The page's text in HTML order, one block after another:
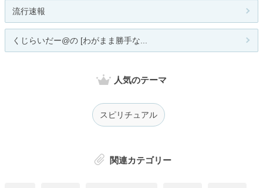
流行速報
くじらいだー@の [わがまま勝手な...
人気のテーマ
スピリチュアル
関連カテゴリー